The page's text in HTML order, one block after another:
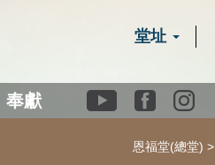
堂址
奉獻
YoutubeFacebook
恩福堂(總堂)